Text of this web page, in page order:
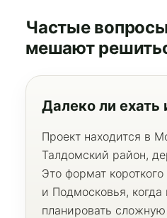
Частые
мешают
Далеко ли
Проект находится в
Талдомский район,
Это формат
и Подмосковья,
планировать